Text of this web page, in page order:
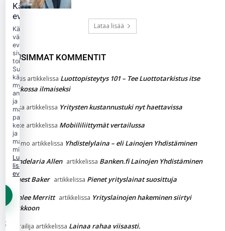
Lataa lisää
UUSIMMAT KOMMENTIT
Jukkis artikkelissa Luottopisteytys 101 – Tee Luottotarkistus itse
verkossa ilmaiseksi
jaska artikkelissa Yritysten kustannustuki nyt haettavissa
Jakke artikkelissa Mobiililiittymät vertailussa
Kimmo artikkelissa Yhdistelylaina – eli Lainojen Yhdistäminen
Candelaria Allen artikkelissa Banken.fi Lainojen Yhdistäminen
Ernest Baker artikkelissa Pienet yrityslainat suosittuja
Ashlee Merritt artikkelissa Yrityslainojen hakeminen siirtyi
verkkoon
Vierailija artikkelissa Lainaa rahaa viisaasti.
Käytämme
evästeitä
Käytämme
välttämättömiä
evästeitä
sivuston
toimintaan.
Suostumuksellasi
käytämme
myös
analytiikka-
ja
markkinointievästeitä
palvelun
kehittämiseen
ja
mainonnan
mittaamiseen.
Lue
lisää
evästekäytännöstä.